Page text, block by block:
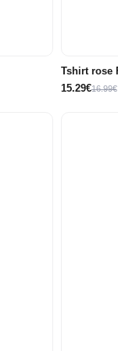
Tshirt rose
15.29€16.99€